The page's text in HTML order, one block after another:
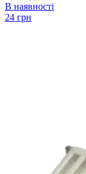
В наявності
24 грн